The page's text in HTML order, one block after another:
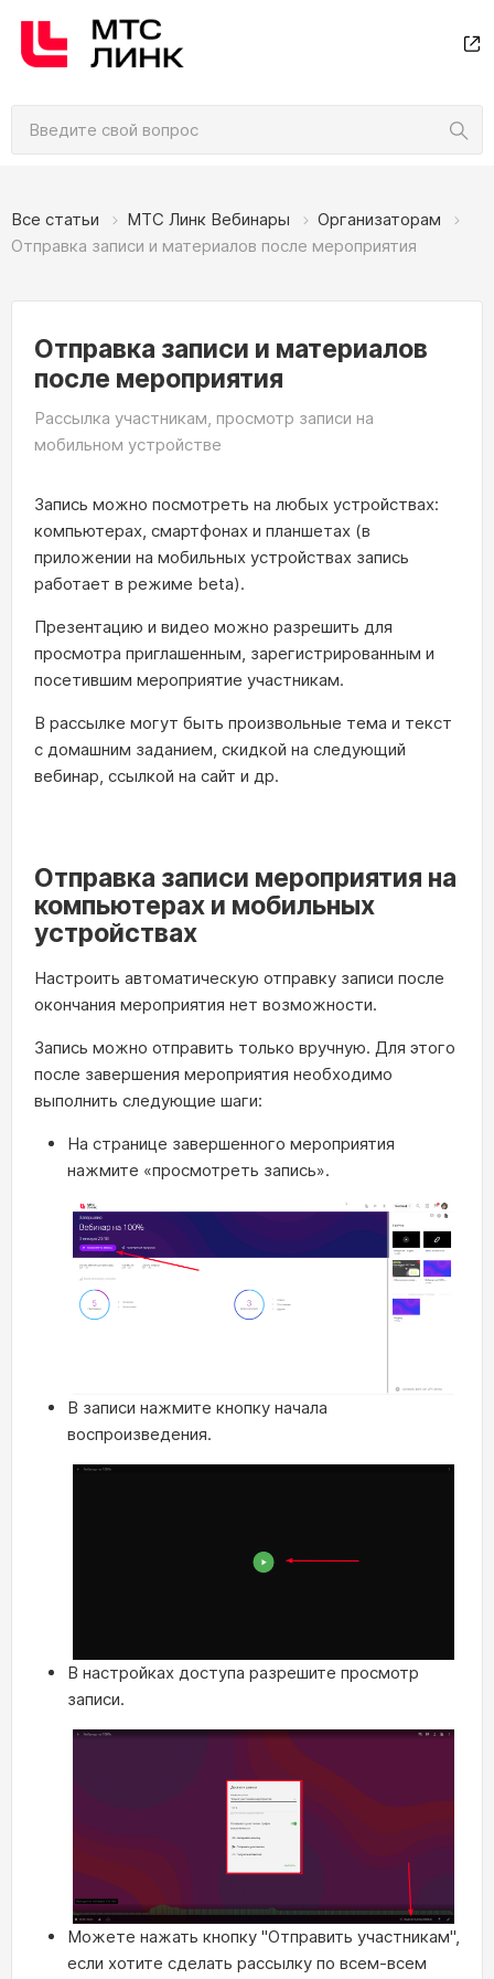
Все статьи МТС Линк Вебинары
Организаторам
Отправка записи и материалов после мероприятия
Отправка записи и материалов
после мероприятия
Рассылка участникам, просмотр записи на
мобильном устройстве
Запись можно посмотреть на любых устройствах:
компьютерах, смартфонах и планшетах (в
приложении на мобильных устройствах запись
работает в режиме beta).
Презентацию и видео можно разрешить для
просмотра приглашенным, зарегистрированным и
посетившим мероприятие участникам.
В рассылке могут быть произвольные тема и текст
с домашним заданием, скидкой на следующий
вебинар, ссылкой на сайт и др.
Отправка записи мероприятия на
компьютерах и мобильных
устройствах
Настроить автоматическую отправку записи после
окончания мероприятия нет возможности.
Запись можно отправить только вручную. Для этого
после завершения мероприятия необходимо
выполнить следующие шаги:
На странице завершенного мероприятия
нажмите «просмотреть запись».
В записи нажмите кнопку начала
воспроизведения.
В настройках доступа разрешите просмотр
записи.
Можете нажать кнопку "Отправить участникам",
если хотите сделать рассылку по всем-всем